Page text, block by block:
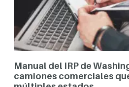
Manual del IRP de
camiones comerciales